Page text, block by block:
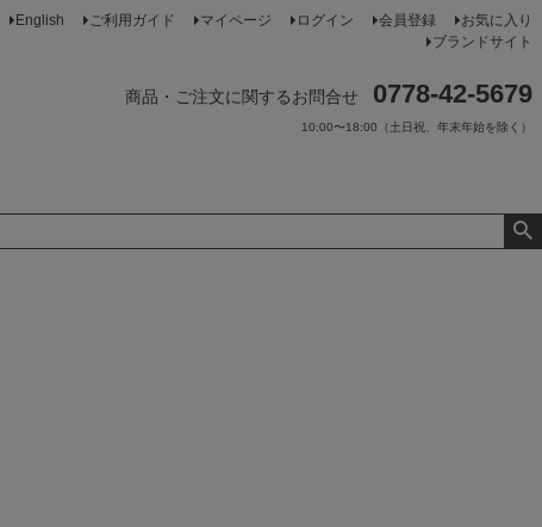
English ご利用ガイド マイページ ログイン 会員登録
お気に入り
ブランドサイト
商品・ご注文に関するお問合せ 0778-42-5679
10:00〜18:00（土日祝、年末年始を除く）